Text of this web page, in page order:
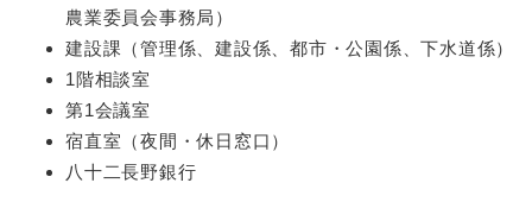
農業委員会事務局）
建設課（管理係、建設係、都市・公園係、下水道係）
1階相談室
第1会議室
宿直室（夜間・休日窓口）
八十二長野銀行